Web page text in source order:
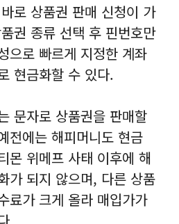
로 상품권 판매 신청이 가
권 종류 선택 후 핀번호만
으로 빠르게 지정한 계좌
현금화할 수 있다.
문자로 상품권을 판매할
전에는 해피머니도 현금
몬 위메프 사태 이후에 해
가 되지 않으며, 다른 상품
료가 크게 올라 매입가가